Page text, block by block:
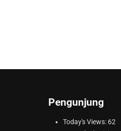
Pengunjung
Today's Views: 62